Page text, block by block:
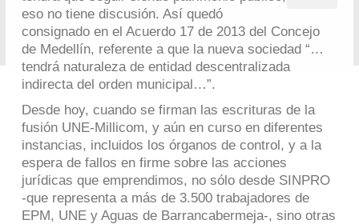
eso no tiene discusión. Así quedó
consignado en el Acuerdo 17 de 2013 del Concejo
de Medellín, referente a que la nueva sociedad “…
tendrá naturaleza de entidad descentralizada
indirecta del orden municipal…”.
Desde hoy, cuando se firman las escrituras de la
fusión UNE-Millicom, y aún en curso en diferentes
instancias, incluidos los órganos de control, y a la
espera de fallos en firme sobre las acciones
jurídicas que emprendimos, no sólo desde SINPRO
-que representa a más de 3.500 trabajadores de
EPM, UNE y Aguas de Barrancabermeja-, sino otras